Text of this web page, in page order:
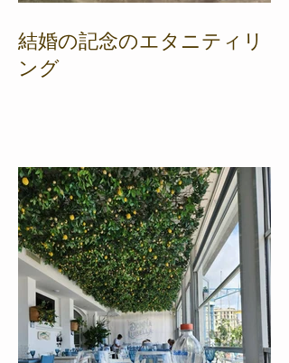
結婚の記念のエタニティリ
ング